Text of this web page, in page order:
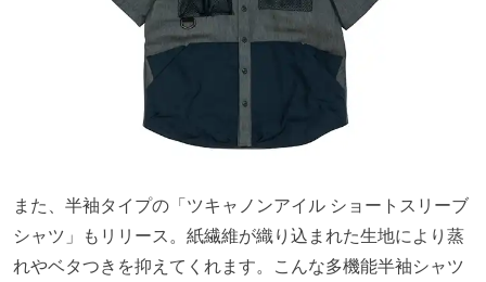
また、半袖タイプの「ツキャノンアイル ショートスリーブ
シャツ」もリリース。紙繊維が織り込まれた生地により蒸
れやベタつきを抑えてくれます。こんな多機能半袖シャツ